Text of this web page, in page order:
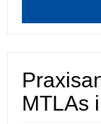
MTLAs